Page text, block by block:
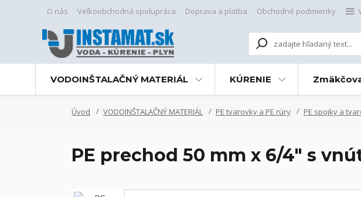
O nás Veľkoobchodná spolupráca Doprava a platba Obchodné podmienky
VODOINŠTALAČNÝ MATERIÁL KÚRENIE
Úvod VODOINŠTALAČNÝ MATERIÁL PE tvarovky a PE rúry PE spojky a
PE prechod 50 mm x 6/4" s